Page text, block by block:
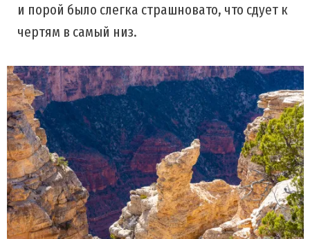
и порой было слегка страшновато, что сдует к
чертям в самый низ.